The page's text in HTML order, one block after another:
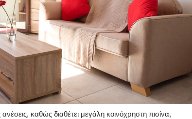
καθώς διαθέτει μεγάλη κοινόχρηστη πισίνα,